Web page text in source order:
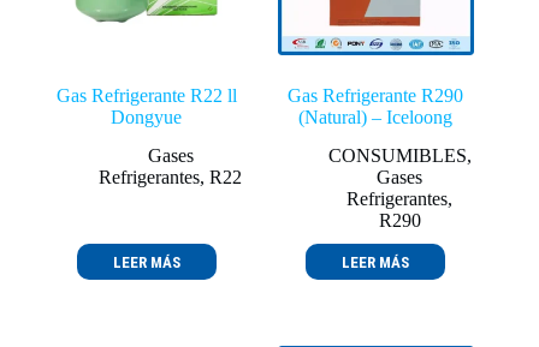
Gas Refrigerante R22 ll
Dongyue
Gases
Refrigerantes,R22
LEER MÁS
Gas Refrigerante R290
(Natural) – Iceloong
CONSUMIBLES,
Gases
Refrigerantes,
R290
LEER MÁS